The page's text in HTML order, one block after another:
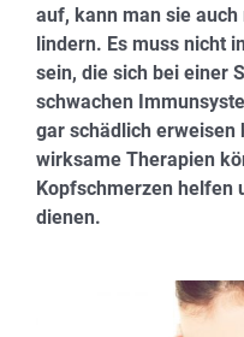
auf, kann man sie
lindern. Es muss nicht
sein, die sich bei einer
schwachen
gar schädlich erweisen
wirksame Therapien
Kopfschmerzen helfen
dienen.